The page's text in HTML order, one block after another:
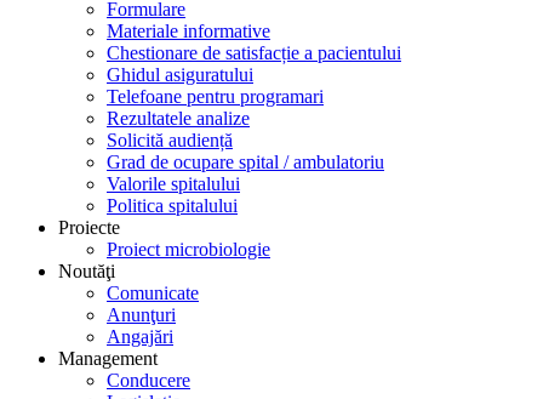
Formulare
Materiale informative
Chestionare de satisfacție a pacientului
Ghidul asiguratului
Telefoane pentru programari
Rezultatele analize
Solicită audiență
Grad de ocupare spital / ambulatoriu
Valorile spitalului
Politica spitalului
Proiecte
Proiect microbiologie
Noutăţi
Comunicate
Anunţuri
Angajări
Management
Conducere